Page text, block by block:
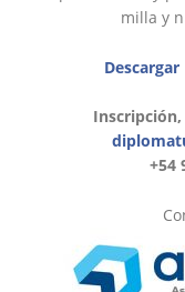
milla y
+54